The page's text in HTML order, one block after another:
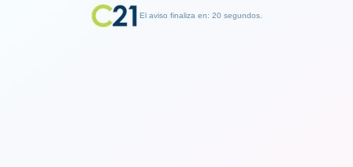
El aviso finaliza en: 19 segundos.